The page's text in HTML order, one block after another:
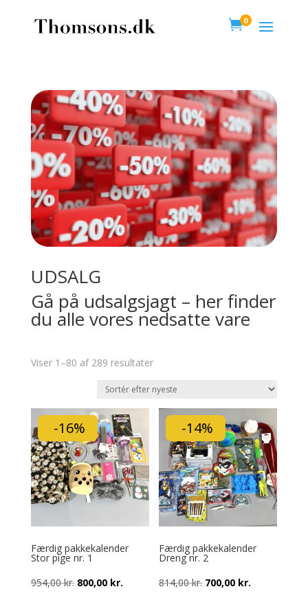
0
UDSALG
Gå på udsalgsjagt – her finder
du alle vores nedsatte vare
Viser 1–80 af 289 resultater
-16%
Færdig pakkekalender
Stor pige nr. 1
954,00kr. Den
800,00 kr.
-14%
Færdig pakkekalender
Dreng nr. 2
814,00kr. Den
700,00 kr.